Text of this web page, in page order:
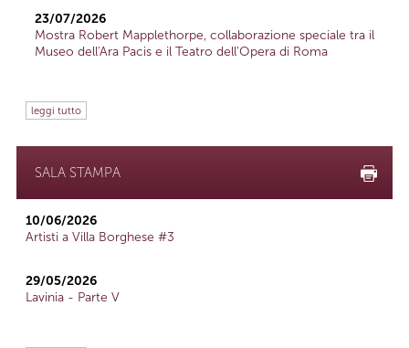
23/07/2026
Mostra Robert Mapplethorpe, collaborazione speciale tra il
Museo dell'Ara Pacis e il Teatro dell'Opera di Roma
leggi tutto
SALA STAMPA
10/06/2026
Artisti a Villa Borghese #3
29/05/2026
Lavinia - Parte V